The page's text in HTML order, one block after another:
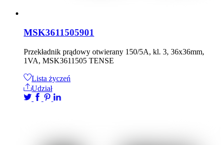
MSK3611505901
Przekładnik prądowy otwierany 150/5A, kl. 3, 36x36mm,
1VA, MSK3611505 TENSE
Lista życzeń
Udział